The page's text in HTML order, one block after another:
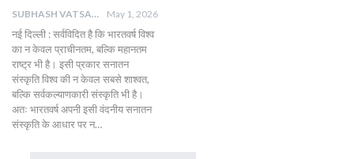
SUBHASH VATSAIN May 1, 2026
नई दिल्ली : सर्वविदित है कि भारतवर्ष विश्व
का न केवल प्राचीनतम, बल्कि महानतम
राष्ट्र भी है। इसी प्रकार सनातन
संस्कृति विश्व की न केवल सबसे शाश्वत,
बल्कि सर्वकल्याणकारी संस्कृति भी है।
अतः भारतवर्ष अपनी इसी वंदनीय सनातन
संस्कृति के आधार पर न…